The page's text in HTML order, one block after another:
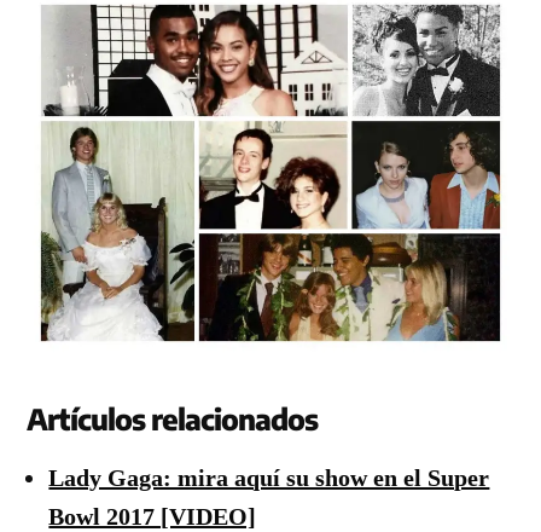
Artículos relacionados
Lady Gaga: mira aquí su show en el Super
Bowl 2017 [VIDEO]